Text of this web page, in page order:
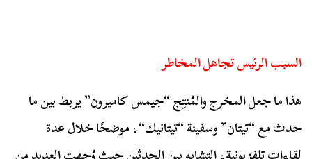
السبب الرئيس تجاهل المخاطر
هذا ما جعل المخرج والمُنتِج “جيمس كاميرون” يربط بين ما
حدث مع “تيتان” وسفينة “تيتانيك“، موضحًا خلال عدة